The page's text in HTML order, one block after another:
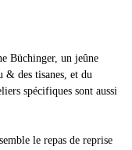
Büchinger, un jeûne
des tisanes, et du
spécifiques sont aussi
le repas de reprise